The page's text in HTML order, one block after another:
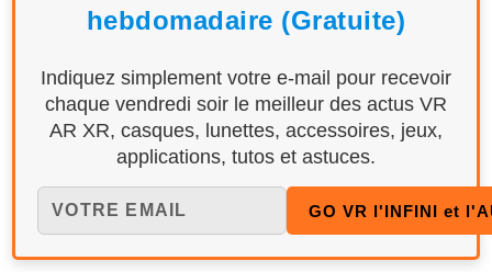
hebdomadaire (Gratuite)
Indiquez simplement votre e-mail pour recevoir
chaque vendredi soir le meilleur des actus VR
AR XR, casques, lunettes, accessoires, jeux,
applications, tutos et astuces.